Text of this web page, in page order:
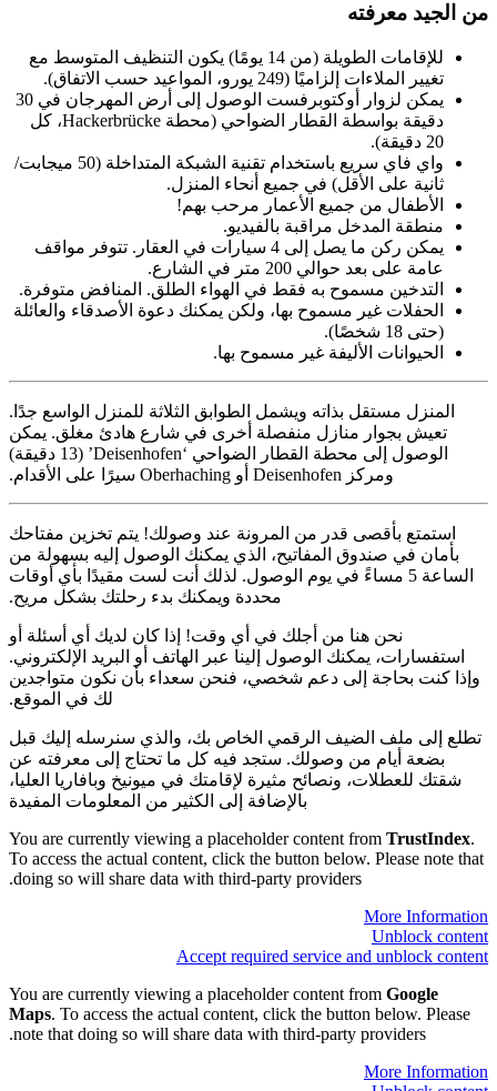
من الجيد معرفته
للإقامات الطويلة (من 14 يومًا) يكون التنظيف المتوسط مع
تغيير الملاءات إلزاميًا (249 يورو، المواعيد حسب الاتفاق).
يمكن لزوار أوكتوبرفست الوصول إلى أرض المهرجان في 30
دقيقة بواسطة القطار الضواحي (محطة Hackerbrücke، كل
20 دقيقة).
واي فاي سريع باستخدام تقنية الشبكة المتداخلة (50 ميجابت/
ثانية على الأقل) في جميع أنحاء المنزل.
الأطفال من جميع الأعمار مرحب بهم!
منطقة المدخل مراقبة بالفيديو.
يمكن ركن ما يصل إلى 4 سيارات في العقار. تتوفر مواقف
عامة على بعد حوالي 200 متر في الشارع.
التدخين مسموح به فقط في الهواء الطلق. المنافض متوفرة.
الحفلات غير مسموح بها، ولكن يمكنك دعوة الأصدقاء والعائلة
(حتى 18 شخصًا).
الحيوانات الأليفة غير مسموح بها.
المنزل مستقل بذاته ويشمل الطوابق الثلاثة للمنزل الواسع جدًا.
تعيش بجوار منازل منفصلة أخرى في شارع هادئ مغلق. يمكن
الوصول إلى محطة القطار الضواحي ‘Deisenhofen’ (13 دقيقة)
ومركز Deisenhofen أو Oberhaching سيرًا على الأقدام.
استمتع بأقصى قدر من المرونة عند وصولك! يتم تخزين مفتاحك
بأمان في صندوق المفاتيح، الذي يمكنك الوصول إليه بسهولة من
الساعة 5 مساءً في يوم الوصول. لذلك أنت لست مقيدًا بأي أوقات
محددة ويمكنك بدء رحلتك بشكل مريح.
نحن هنا من أجلك في أي وقت! إذا كان لديك أي أسئلة أو
استفسارات، يمكنك الوصول إلينا عبر الهاتف أو البريد الإلكتروني.
وإذا كنت بحاجة إلى دعم شخصي، فنحن سعداء بأن نكون متواجدين
لك في الموقع.
تطلع إلى ملف الضيف الرقمي الخاص بك، والذي سنرسله إليك قبل
بضعة أيام من وصولك. ستجد فيه كل ما تحتاج إلى معرفته عن
شقتك للعطلات، ونصائح مثيرة لإقامتك في ميونيخ وبافاريا العليا،
بالإضافة إلى الكثير من المعلومات المفيدة
You are currently viewing a placeholder content from TrustIndex.
To access the actual content, click the button below. Please note that
doing so will share data with third-party providers.
More Information
Unblock content
Accept required service and unblock content
You are currently viewing a placeholder content from Google
Maps. To access the actual content, click the button below. Please
note that doing so will share data with third-party providers.
More Information